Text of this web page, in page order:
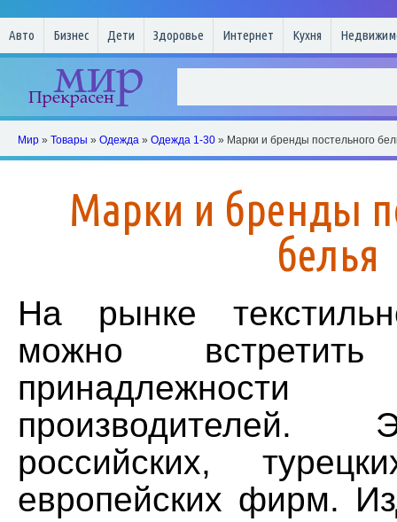
Авто Бизнес Дети Здоровье Интернет Кухня
Мир » Товары » Одежда » Одежда 1-30 » Марки и бренды постельного
Марки и бренды
белья
На рынке
можно встретить
российских,
европейских фирм.